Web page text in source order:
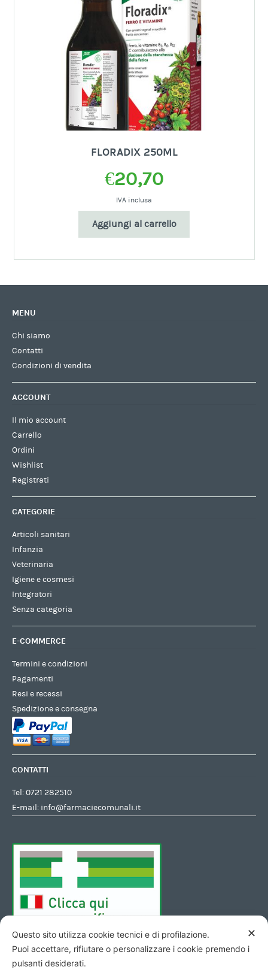
FLORADIX 250ML
€20,70
IVA inclusa
Aggiungi al carrello
MENU
Chi siamo
Contatti
Condizioni di vendita
ACCOUNT
Il mio account
Carrello
Ordini
Wishlist
Registrati
CATEGORIE
Articoli sanitari
Infanzia
Veterinaria
Igiene e cosmesi
Integratori
Senza categoria
E-COMMERCE
Termini e condizioni
Pagamenti
Resi e recessi
Spedizione e consegna
CONTATTI
Tel:0721 282510
E-mail: info@farmaciecomunali.it
✕
Questo sito utilizza cookie tecnici e di profilazione.
Puoi accettare, rifiutare o personalizzare i cookie premendo i
pulsanti desiderati.